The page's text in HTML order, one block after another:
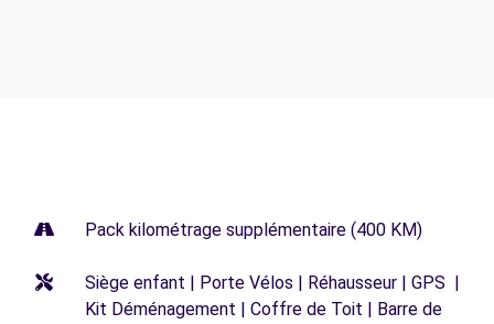
Pack kilométrage supplémentaire (400 KM)
Siège enfant | Porte Vélos | Réhausseur | GPS |
Kit Déménagement | Coffre de Toit | Barre de